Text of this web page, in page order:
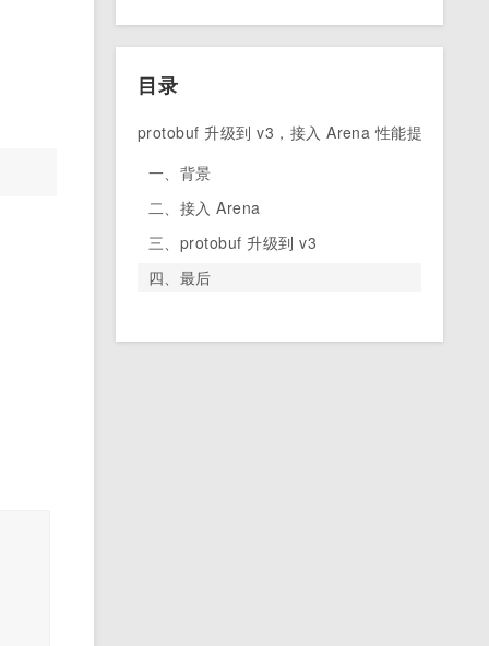
目录
protobuf 升级到 v3，接入 Arena 性能提升 50%
一、背景
二、接入 Arena
三、protobuf 升级到 v3
四、最后